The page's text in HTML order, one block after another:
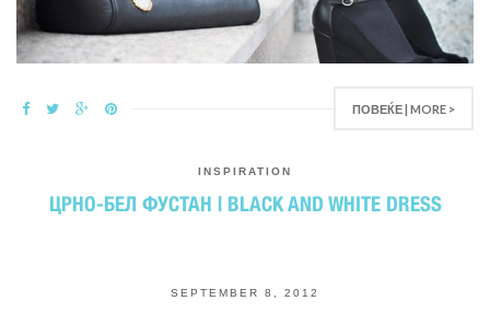
ПОВЕЌЕ | MORE >
INSPIRATION
ЦРНО-БЕЛ ФУСТАН | BLACK AND WHITE DRESS
SEPTEMBER 8, 2012